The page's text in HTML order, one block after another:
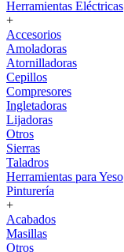
Herramientas Eléctricas
+
Accesorios
Amoladoras
Atornilladoras
Cepillos
Compresores
Ingletadoras
Lijadoras
Otros
Sierras
Taladros
Herramientas para Yeso
Pinturería
+
Acabados
Masillas
Otros